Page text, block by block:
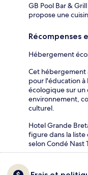
GB Pool Bar &
propose une
Récompenses
Hébergement
Cet hébergement
pour l'éducation
écologique sur un
environnement,
culturel.
Hotel Grande
figure dans la liste
selon Condé Nast